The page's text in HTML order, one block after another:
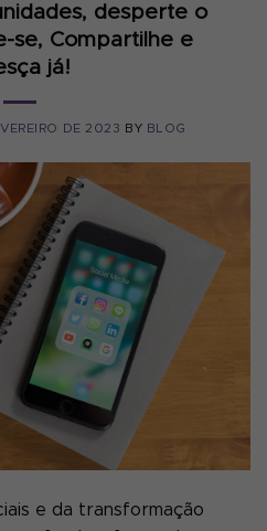
desperte o
se, Compartilhe e
já!
DE 2023 BY BLOG
e da transformação